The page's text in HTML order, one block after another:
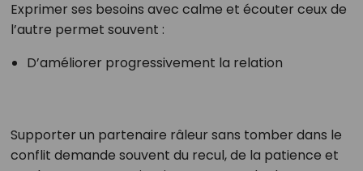
Exprimer ses besoins avec calme et écouter ceux de
l’autre permet souvent :
D’améliorer progressivement la relation
Supporter un partenaire râleur sans tomber dans le
conflit demande souvent du recul, de la patience et